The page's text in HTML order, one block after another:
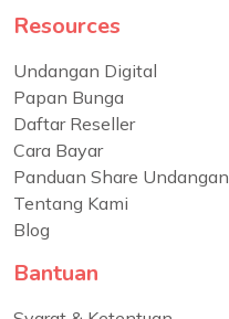
Resources
Undangan Digital
Papan Bunga
Daftar Reseller
Cara Bayar
Panduan Share Undangan
Tentang Kami
Blog
Bantuan